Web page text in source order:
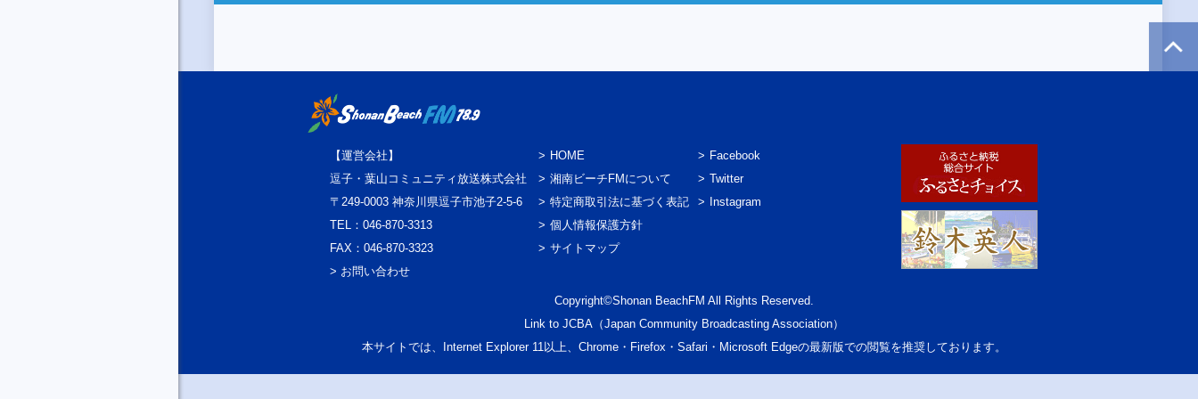
【運営会社】
逗子・葉山コミュニティ放送株式会社
〒249-0003 神奈川県逗子市池子2-5-6
TEL：046-870-3313
FAX：046-870-3323
> お問い合わせ
HOME
湘南ビーチFMについて
特定商取引法に基づく表記
個人情報保護方針
サイトマップ
Facebook
Twitter
Instagram
Copyright©Shonan BeachFM All Rights Reserved.
Link to JCBA（Japan Community Broadcasting Association）
本サイトでは、Internet Explorer 11以上、Chrome・Firefox・Safari・Microsoft Edgeの最新版での閲覧を推奨しております。